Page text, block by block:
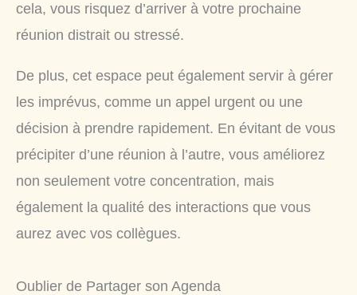
cela, vous risquez d’arriver à votre prochaine
réunion distrait ou stressé.
De plus, cet espace peut également servir à gérer
les imprévus, comme un appel urgent ou une
décision à prendre rapidement. En évitant de vous
précipiter d’une réunion à l’autre, vous améliorez
non seulement votre concentration, mais
également la qualité des interactions que vous
aurez avec vos collègues.
Oublier de Partager son Agenda